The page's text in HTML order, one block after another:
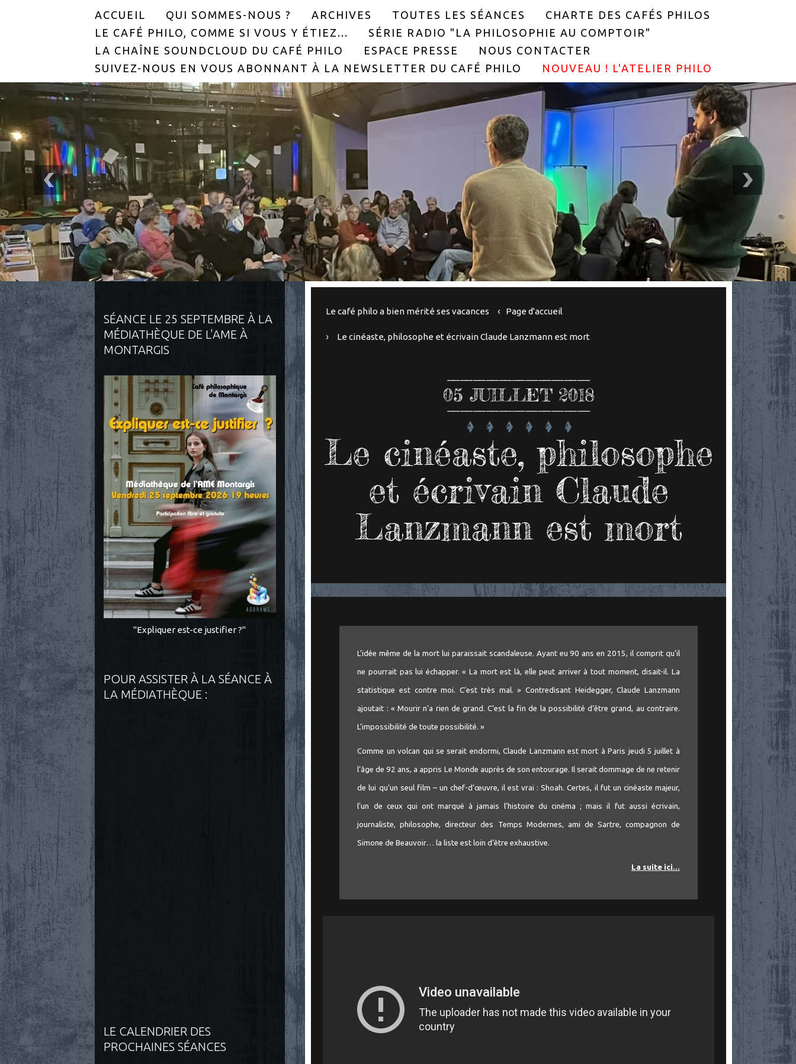
ACCUEIL QUI SOMMES-NOUS ? ARCHIVES TOUTES LES SÉANCES
CHARTE DES CAFÉS PHILOS
LE CAFÉ PHILO, COMME SI VOUS Y ÉTIEZ...
SÉRIE RADIO "LA PHILOSOPHIE AU COMPTOIR"
LA CHAÎNE SOUNDCLOUD DU CAFÉ PHILO
ESPACE PRESSE
NOUS CONTACTER
SUIVEZ-NOUS EN VOUS ABONNANT À LA NEWSLETTER DU CAFÉ PHILO
NOUVEAU ! L'ATELIER PHILO
SÉANCE LE 25 SEPTEMBRE À LA
MÉDIATHÈQUE DE L'AME À
MONTARGIS
"Expliquer est-ce justifier ?"
POUR ASSISTER À LA SÉANCE À
LA MÉDIATHÈQUE :
LE CALENDRIER DES
PROCHAINES SÉANCES
Le café philo a bien mérité ses vacances Page d'accueil
Le cinéaste, philosophe et écrivain Claude Lanzmann est mort
05 JUILLET 2018
Le cinéaste, philosophe
et écrivain Claude
Lanzmann est mort
L’idée même de la mort lui paraissait scandaleuse. Ayant eu 90 ans en 2015, il comprit qu’il
ne pourrait pas lui échapper. « La mort est là, elle peut arriver à tout moment, disait-il. La
statistique est contre moi. C’est très mal. » Contredisant Heidegger, Claude Lanzmann
ajoutait : « Mourir n’a rien de grand. C’est la fin de la possibilité d’être grand, au contraire.
L’impossibilité de toute possibilité. »
Comme un volcan qui se serait endormi, Claude Lanzmann est mort à Paris jeudi 5 juillet à
l’âge de 92 ans, a appris Le Monde auprès de son entourage. Il serait dommage de ne retenir
de lui qu’un seul film – un chef-d’œuvre, il est vrai : Shoah. Certes, il fut un cinéaste majeur,
l’un de ceux qui ont marqué à jamais l’histoire du cinéma ; mais il fut aussi écrivain,
journaliste, philosophe, directeur des Temps Modernes, ami de Sartre, compagnon de
Simone de Beauvoir… la liste est loin d’être exhaustive.
La suite ici...